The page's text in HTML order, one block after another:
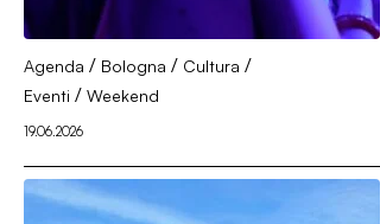
Agenda / Bologna / Cultura /
Eventi / Weekend
19.06.2026